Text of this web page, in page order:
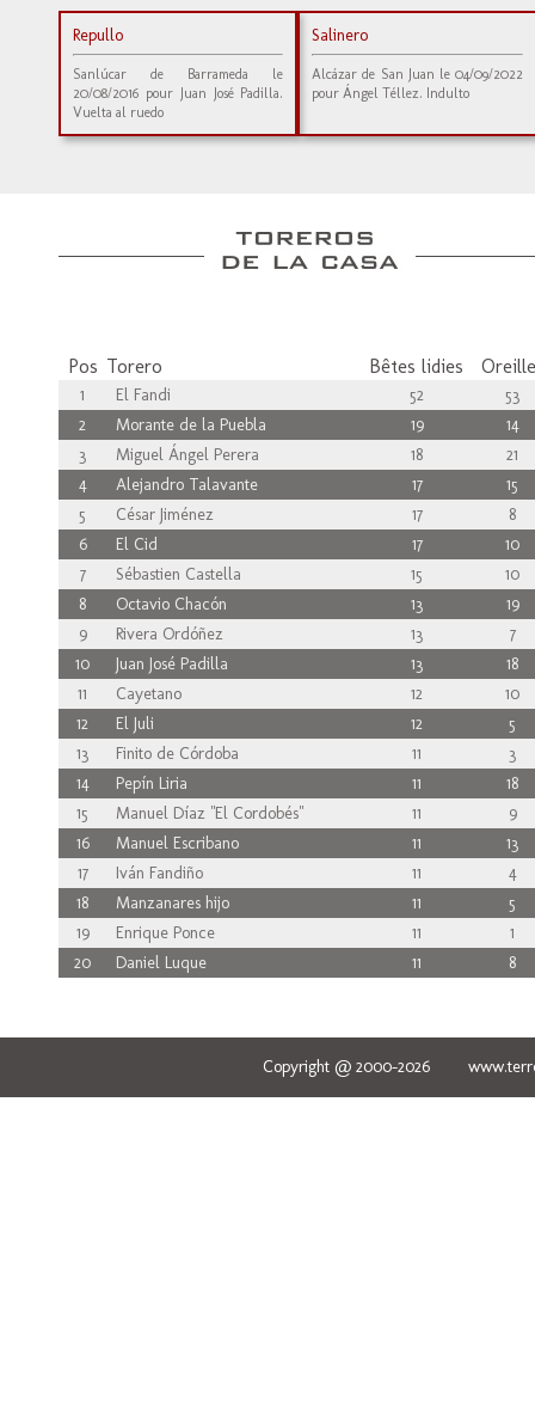
Repullo
Sanlúcar de Barrameda le
20/08/2016 pour Juan José Padilla.
Vuelta al ruedo
Salinero
Alcázar de San Juan le 04/09/2022
pour Ángel Téllez. Indulto
Pos Torero Bêtes lidies
1 El Fandi 52
53
2
Morante de la Puebla 19
14
3
Miguel Ángel Perera 18
21
4
Alejandro Talavante 17
15
5
César Jiménez 17
8
6
El Cid 17
10
7
Sébastien Castella 15
10
8
Octavio Chacón 13
19
9
Rivera Ordóñez 13
7
10
Juan José Padilla 13
18
11
Cayetano 12
10
12
El Juli 12
5
13
Finito de Córdoba 11
3
14
Pepín Liria 11
18
15
Manuel Díaz "El Cordobés" 11
9
16
Manuel Escribano 11
13
17
Iván Fandiño 11
4
18
Manzanares hijo 11
5
19
Enrique Ponce 11
1
20
Daniel Luque 11 8
Copyright @ 2000-2026